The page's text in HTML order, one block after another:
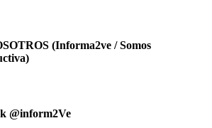
(Informa2ve / Somos
@inform2Ve